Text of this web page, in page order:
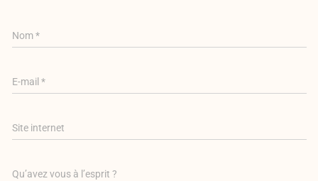
Nom*
E-mail*
Site internet
Qu’avez vous à l’esprit ?